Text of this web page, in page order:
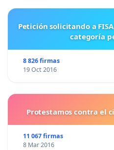
Petición solicitando a FISA mantener el remo de la
categoría
8 826 firmas
19 Oct 2016
Protestamos contra el
11 067 firmas
8 Mar 2016